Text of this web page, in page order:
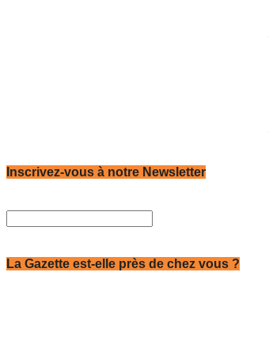
Inscrivez-vous à notre Newsletter
La Gazette est-elle près de chez vous ?